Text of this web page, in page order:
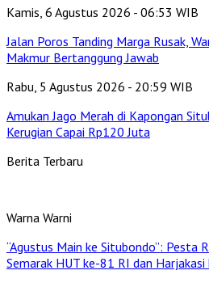
Kamis, 6 Agustus 2026 - 06:53 WIB
Jalan Poros Tanding Marga Rusak,
Makmur Bertanggung Jawab
Rabu, 5 Agustus 2026 - 20:59 WIB
Amukan Jago Merah di Kapongan
Kerugian Capai Rp120 Juta
Berita Terbaru
Warna Warni
“Agustus Main ke Situbondo”: Pesta
Semarak HUT ke-81 RI dan